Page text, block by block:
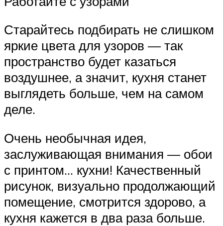
Старайтесь подбирать не слишком
яркие цвета для узоров — так
пространство будет казаться
воздушнее, а значит, кухня станет
выглядеть больше, чем на самом
деле.
Очень необычная идея,
заслуживающая внимания — обои
с принтом… кухни! Качественный
рисунок, визуально продолжающий
помещение, смотрится здорово, а
кухня кажется в два раза больше.